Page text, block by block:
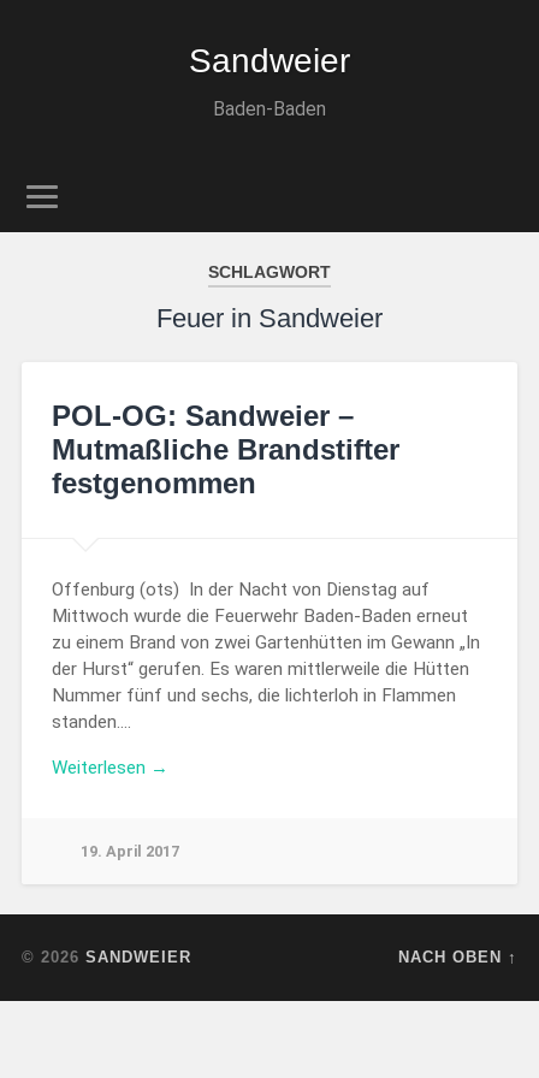
Sandweier
Baden-Baden
SCHLAGWORT
Feuer in Sandweier
POL-OG: Sandweier –
Mutmaßliche Brandstifter
festgenommen
Offenburg (ots) In der Nacht von Dienstag auf
Mittwoch wurde die Feuerwehr Baden-Baden erneut
zu einem Brand von zwei Gartenhütten im Gewann „In
der Hurst“ gerufen. Es waren mittlerweile die Hütten
Nummer fünf und sechs, die lichterloh in Flammen
standen….
Weiterlesen →
19. April 2017
© 2026 SANDWEIER NACH OBEN ↑